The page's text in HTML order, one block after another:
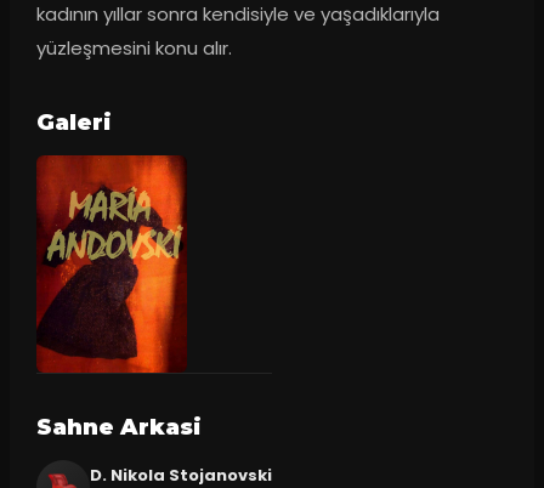
kadının yıllar sonra kendisiyle ve yaşadıklarıyla
yüzleşmesini konu alır.
Galeri
Sahne Arkasi
D. Nikola Stojanovski